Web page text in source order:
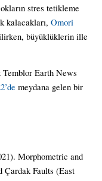
stres tetikleme
kalacakları, Omori
büyüklüklerin ille
Earth News
meydana gelen bir
Morphometric and
Çardak Faults (East